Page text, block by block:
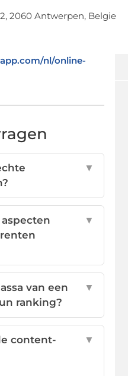
2060 Antwerpen, Belgie
nl/online-
▼
▼
van een
ranking?
▼
content-
▼